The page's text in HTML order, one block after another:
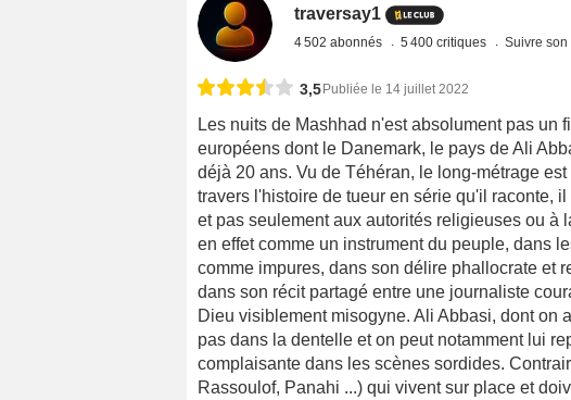
traversay1
4 502 abonnés 5 400 critiques Suivre son
3,5 Publiée le 14 juillet 2022
Les nuits de Mashhad n'est absolument pas un
européens dont le Danemark, le pays de Ali
déjà 20 ans. Vu de Téhéran, le long-métrage
travers l'histoire de tueur en série qu'il raconte,
et pas seulement aux autorités religieuses ou à
en effet comme un instrument du peuple, dans
comme impures, dans son délire phallocrate et
dans son récit partagé entre une journaliste
Dieu visiblement misogyne. Ali Abbasi, dont on
pas dans la dentelle et on peut notamment lui
complaisante dans les scènes sordides.
Rassoulof, Panahi ...) qui vivent sur place et